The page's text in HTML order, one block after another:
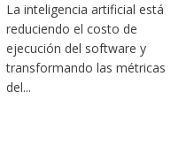
La inteligencia artificial está
reduciendo el costo de
ejecución del software y
transformando las métricas
del...